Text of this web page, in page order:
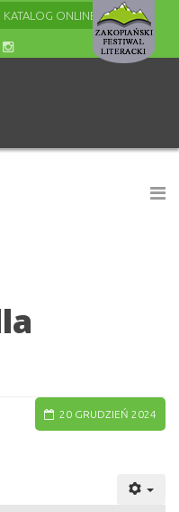
KATALOG ONLINE
20 GRUDZIEŃ 2024